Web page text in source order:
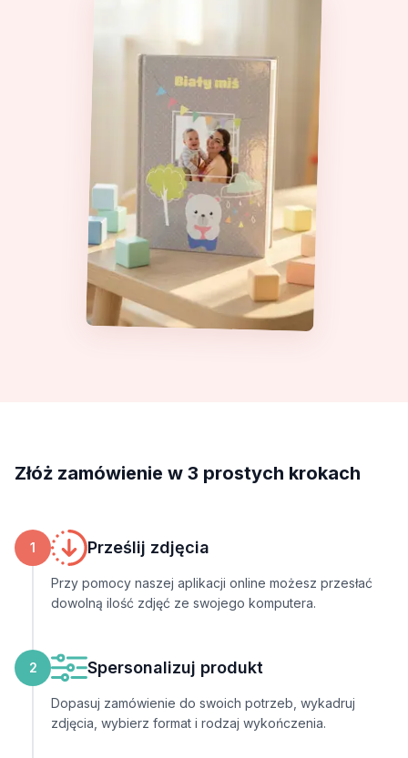
Złóż zamówienie w 3 prostych krokach
1 Prześlij zdjęcia
Przy pomocy naszej aplikacji online możesz przesłać
dowolną ilość zdjęć ze swojego komputera.
2 Spersonalizuj produkt
Dopasuj zamówienie do swoich potrzeb, wykadruj
zdjęcia, wybierz format i rodzaj wykończenia.